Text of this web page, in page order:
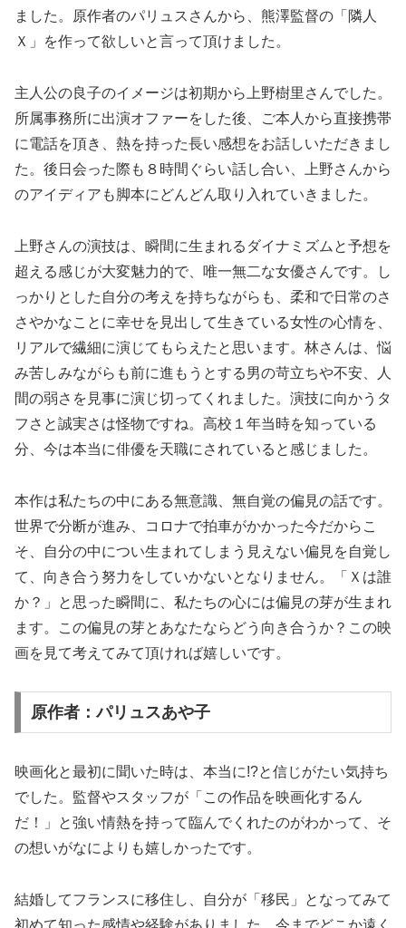
ました。原作者のパリュスさんから、熊澤監督の「隣人
Ｘ」を作って欲しいと言って頂けました。
主人公の良子のイメージは初期から上野樹里さんでした。
所属事務所に出演オファーをした後、ご本人から直接携帯
に電話を頂き、熱を持った長い感想をお話しいただきまし
た。後日会った際も８時間ぐらい話し合い、上野さんから
のアイディアも脚本にどんどん取り入れていきました。
上野さんの演技は、瞬間に生まれるダイナミズムと予想を
超える感じが大変魅力的で、唯一無二な女優さんです。し
っかりとした自分の考えを持ちながらも、柔和で日常のさ
さやかなことに幸せを見出して生きている女性の心情を、
リアルで繊細に演じてもらえたと思います。林さんは、悩
み苦しみながらも前に進もうとする男の苛立ちや不安、人
間の弱さを見事に演じ切ってくれました。演技に向かうタ
フさと誠実さは怪物ですね。高校１年当時を知っている
分、今は本当に俳優を天職にされていると感じました。
本作は私たちの中にある無意識、無自覚の偏見の話です。
世界で分断が進み、コロナで拍車がかかった今だからこ
そ、自分の中につい生まれてしまう見えない偏見を自覚し
て、向き合う努力をしていかないとなりません。「Ｘは誰
か？」と思った瞬間に、私たちの心には偏見の芽が生まれ
ます。この偏見の芽とあなたならどう向き合うか？この映
画を見て考えてみて頂ければ嬉しいです。
原作者：パリュスあや子
映画化と最初に聞いた時は、本当に!?と信じがたい気持ち
でした。監督やスタッフが「この作品を映画化するん
だ！」と強い情熱を持って臨んでくれたのがわかって、そ
の想いがなによりも嬉しかったです。
結婚してフランスに移住し、自分が「移民」となってみて
初めて知った感情や経験がありました。今までどこか遠く